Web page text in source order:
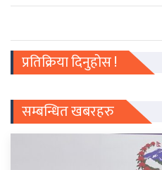
प्रतिक्रिया दिनुहोस !
सम्बन्धित खबरहरु